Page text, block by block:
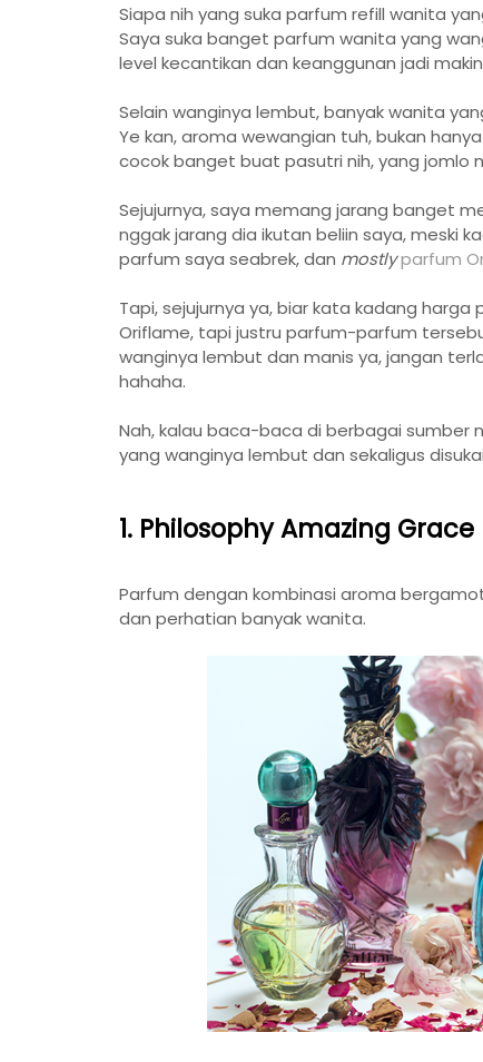
Siapa nih yang suka parfum refill wanita
Saya suka banget parfum wanita yang
level kecantikan dan keanggunan jadi
Selain wanginya lembut, banyak wanita
Ye kan, aroma wewangian tuh, bukan hanya
cocok banget buat pasutri nih, yang jomlo
Sejujurnya, saya memang jarang banget
nggak jarang dia ikutan beliin saya, meski
parfum saya seabrek, dan mostlyparfum
Tapi, sejujurnya ya, biar kata kadang
Oriflame, tapi justru parfum-parfum
wanginya lembut dan manis ya, jangan
hahaha.
Nah, kalau baca-baca di berbagai sumber
yang wanginya lembut dan sekaligus
1. Philosophy Amazing Grace
Parfum dengan kombinasi aroma
dan perhatian banyak wanita.